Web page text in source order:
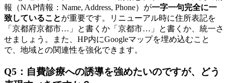
報（NAP情報：Name, Address, Phone）が一字一句完全に一
致していることが重要です。リニューアル時に住所表記を
「京都府京都市…」と書くか「京都市…」と書くか、統一さ
せましょう。また、HP内にGoogleマップを埋め込むこと
で、地域との関連性を強化できます。
Q5：自費診療への誘導を強めたいのですが、どう